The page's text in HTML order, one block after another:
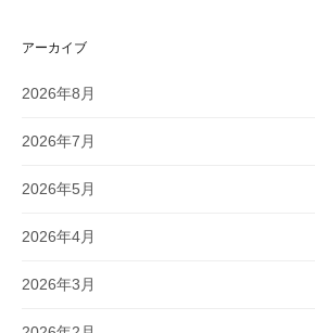
アーカイブ
2026年8月
2026年7月
2026年5月
2026年4月
2026年3月